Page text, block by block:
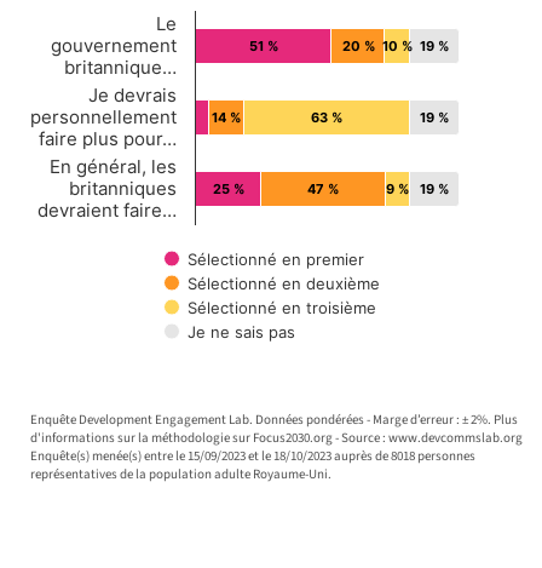
19 %
19 %
19 %
10 %
63 %
9 %
20 %
14 %
47 %
51 %
25 %
Sélectionné en premier
Sélectionné en deuxième
Sélectionné en troisième
Je ne sais pas
Le
gouvernement
britannique…
Je devrais
personnellement
faire plus pour…
En général, les
britanniques
devraient faire…
End of interactive chart.
Enquête Development Engagement Lab. Données pondérées - Marge d’erreur : ± 2%. Plus
d'informations sur la méthodologie sur Focus2030.org - Source : www.devcommslab.org
Enquête(s) menée(s) entre le 15/09/2023 et le 18/10/2023 auprès de 8018 personnes
représentatives de la population adulte Royaume-Uni.